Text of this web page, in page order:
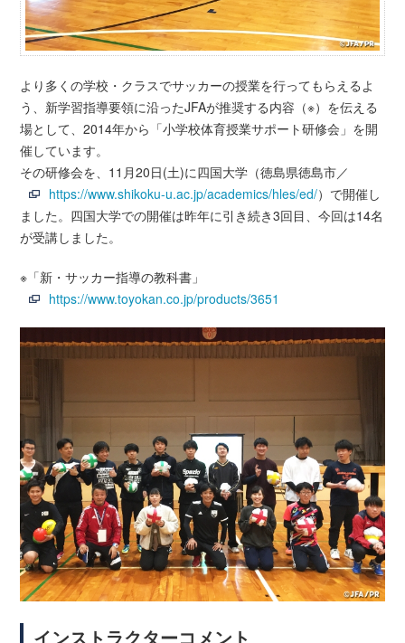
より多くの学校・クラスでサッカーの授業を行ってもらえるよ
う、新学習指導要領に沿ったJFAが推奨する内容（※）を伝える
場として、2014年から「小学校体育授業サポート研修会」を開
催しています。
その研修会を、11月20日(土)に四国大学（徳島県徳島市／
https://www.shikoku-u.ac.jp/academics/hles/ed/）で開催し
ました。四国大学での開催は昨年に引き続き3回目、今回は14名
が受講しました。
※「新・サッカー指導の教科書」
https://www.toyokan.co.jp/products/3651
インストラクターコメント